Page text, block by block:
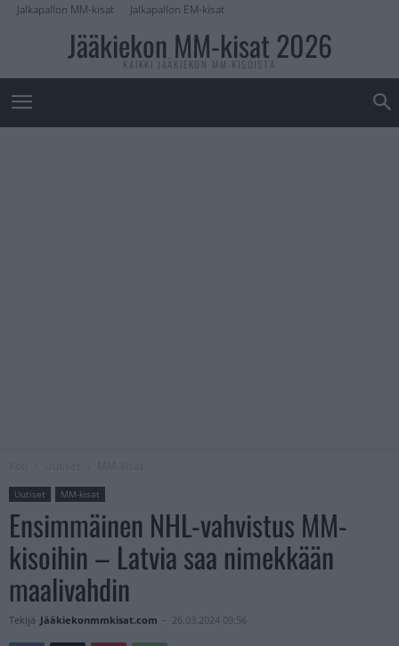
Jalkapallon MM-kisat Jalkapallon EM-kisat
Jääkiekon MM-kisat 2026
KAIKKI JÄÄKIEKON MM-KISOISTA
Uutiset MM-kisat
Ensimmäinen NHL-vahvistus MM-
kisoihin – Latvia saa nimekkään
maalivahdin
Tekijä Jääkiekonmmkisat.com - 26.03.2024 09:56